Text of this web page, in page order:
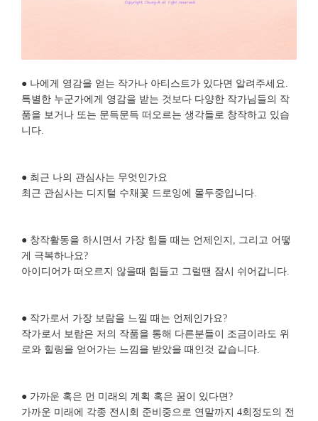
● 나에게 영감을 얻는 작가나 아티스트가 있다면 알려주세요.
특별한 누군가에게 영감을 받는 것보다 다양한 작가님들의 작
품을 보거나 또는 문득문득 떠오르는 생각들로 창작하고 있습
니다.
● 최근 나의 관심사는 무엇인가요
최근 관심사는 디지털 수채꽃 드로잉에 몰두중입니다.
● 창작활동을 하시면서 가장 힘들 때는 언제인지, 그리고 어떻
게 극복하나요?
아이디어가 떠오르지 않을때 힘들고 그럴땐 잠시 쉬어갑니다.
● 작가로서 가장 보람을 느낄 때는 언제인가요?
작가로서 보람은 저의 작품을 통해 다른분들이 조금이라도 위
로와 힐링을 얻어가는 느낌을 받았을 때인것 같습니다.
● 가까운 혹은 먼 미래의 계획 혹은 꿈이 있다면?
가까운 미래에 각종 전시회 준비중으로 연말까지 4회정도의 전